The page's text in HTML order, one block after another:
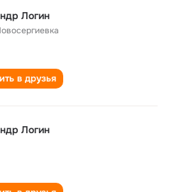
Логин
в друзья
Логин